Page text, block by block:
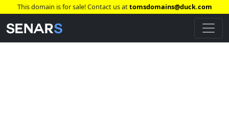
This domain is for sale! Contact us attomsdomains@duck.com